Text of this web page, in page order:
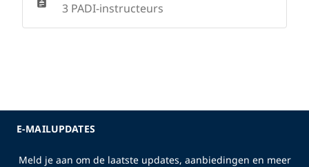
3 PADI-instructeurs
E-MAILUPDATES
Meld je aan om de laatste updates, aanbiedingen en meer